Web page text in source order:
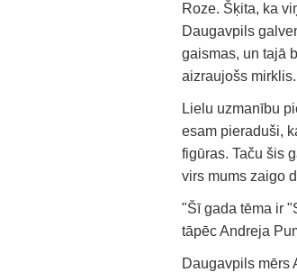
Roze. Šķita, ka
Daugavpils
gaismas, un tajā
aizraujošs
Lielu uzmanību
esam pieraduši,
figūras. Taču šis
virs mums zaigo
"Šī gada tēma ir
tāpēc Andreja
Daugavpils mērs